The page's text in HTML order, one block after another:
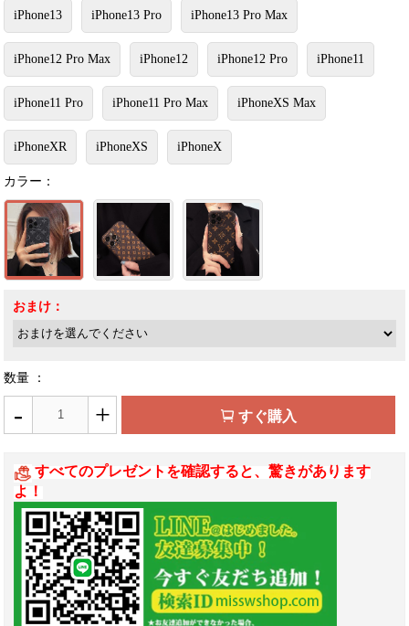
iPhone13 iPhone13 Pro iPhone13 Pro Max
iPhone12 Pro Max iPhone12 iPhone12 Pro iPhone11
iPhone11 Pro iPhone11 Pro Max iPhoneXS Max
iPhoneXR iPhoneXS iPhoneX
カラー：
おまけ：
数量 ：
- + すぐ購入
すべてのプレゼントを確認すると、驚きがあります
よ！